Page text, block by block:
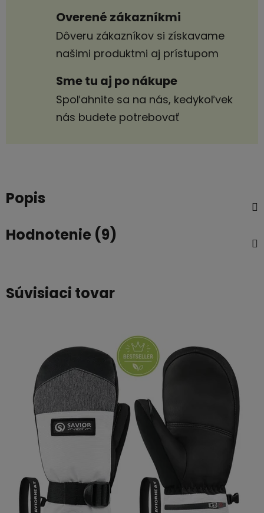
Overené zákazníkmi
Dôveru zákazníkov si získavame
našimi produktmi aj prístupom
Sme tu aj po nákupe
Spoľahnite sa na nás, kedykoľvek
nás budete potrebovať
Popis
Hodnotenie (9)
Súvisiaci tovar